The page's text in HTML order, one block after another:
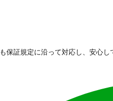
保証規定に沿って対応し、安心